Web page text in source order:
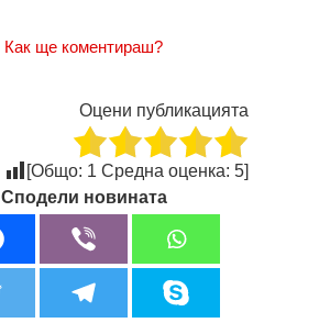
Как ще коментираш?
Оцени публикацията
[Общо: 1 Средна оценка: 5]
Сподели новината